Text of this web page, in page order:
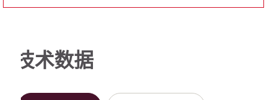
技术数据